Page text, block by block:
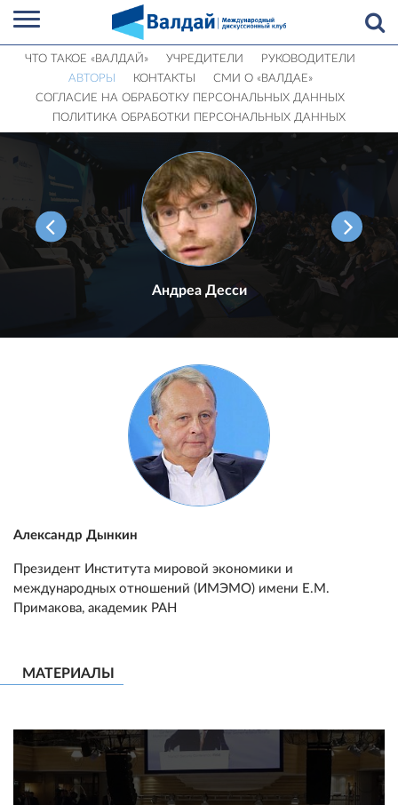
ЧТО ТАКОЕ «ВАЛДАЙ» УЧРЕДИТЕЛИ
РУКОВОДИТЕЛИ
АВТОРЫ
КОНТАКТЫ
СМИ О «ВАЛДАЕ»
СОГЛАСИЕ НА ОБРАБОТКУ ПЕРСОНАЛЬНЫХ ДАННЫХ
ПОЛИТИКА ОБРАБОТКИ ПЕРСОНАЛЬНЫХ ДАННЫХ
Андреа Десси
Александр Дынкин
Президент Института мировой экономики и
международных отношений (ИМЭМО) имени Е.М.
Примакова, академик РАН
МАТЕРИАЛЫ